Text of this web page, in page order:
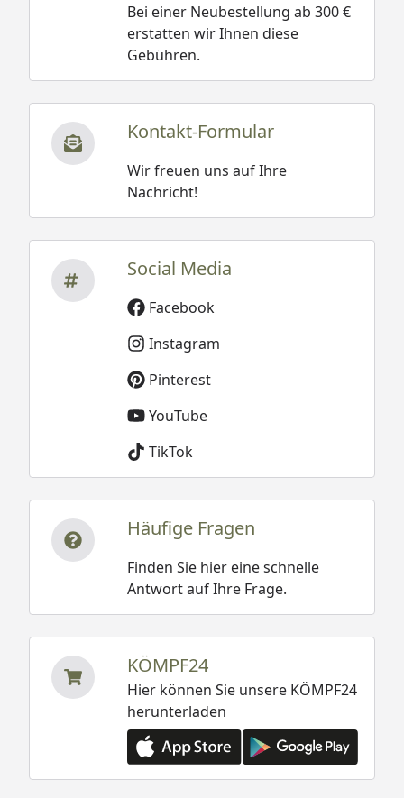
Bei einer Neubestellung ab 300 €
erstatten wir Ihnen diese
Gebühren.
Kontakt-Formular
Wir freuen uns auf Ihre
Nachricht!
Social Media
Facebook
Instagram
Pinterest
YouTube
TikTok
Häufige Fragen
Finden Sie hier eine schnelle
Antwort auf Ihre Frage.
KÖMPF24
Hier können Sie unsere KÖMPF24
herunterladen